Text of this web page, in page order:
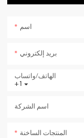
اسم
بريد إلكتروني
+1
الهاتف/واتساب
اسم الشركة
المنتجات الساخنة